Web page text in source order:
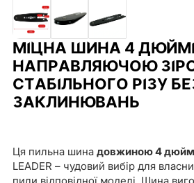
МІЦНА ШИНА 4
НАПРАВЛЯЮЧОЮ
СТАБІЛЬНОГО РІЗУ
ЗАКЛИНЮВАНЬ
Ця пильна шина довжиною 4
LEADER – чудовий вибір для